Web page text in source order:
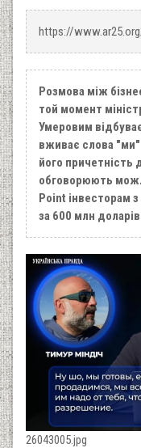
https://
Розмова між
той момент
Умеровим
вживає слова
його причетність
обговорюють
Point інвесторам
за 600 млн
26043005.jpg